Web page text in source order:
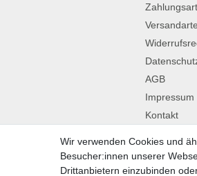
AGB
Impressum
Kontakt
Wir verwenden Cookies und
Besucher:innen unserer
Drittanbietern einzubinden